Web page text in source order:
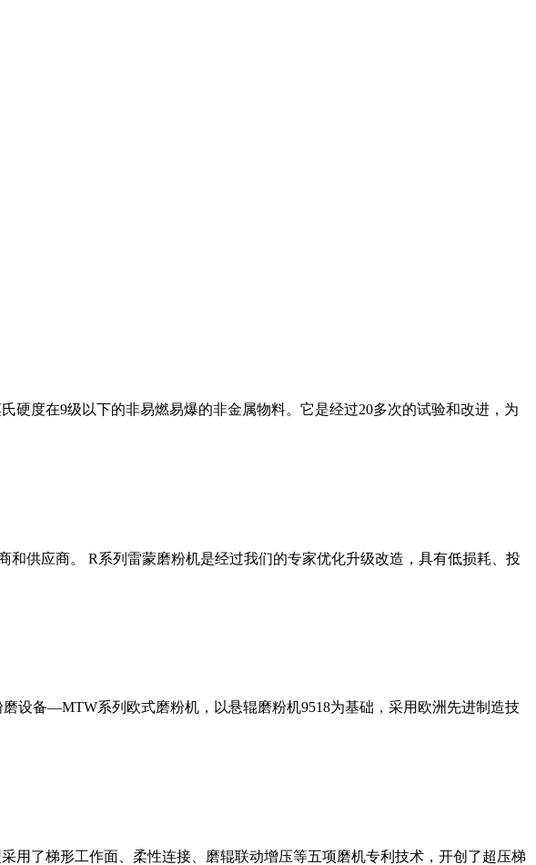
硬度在9级以下的非易燃易爆的非金属物料。它是经过20多次的试验和改进，为
供应商。 R系列雷蒙磨粉机是经过我们的专家优化升级改造，具有低损耗、投
设备—MTW系列欧式磨粉机，以悬辊磨粉机9518为基础，采用欧洲先进制造技
用了梯形工作面、柔性连接、磨辊联动增压等五项磨机专利技术，开创了超压梯